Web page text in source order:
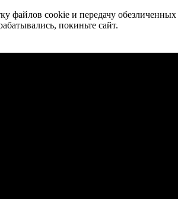
файлов cookie и передачу
покиньте сайт.